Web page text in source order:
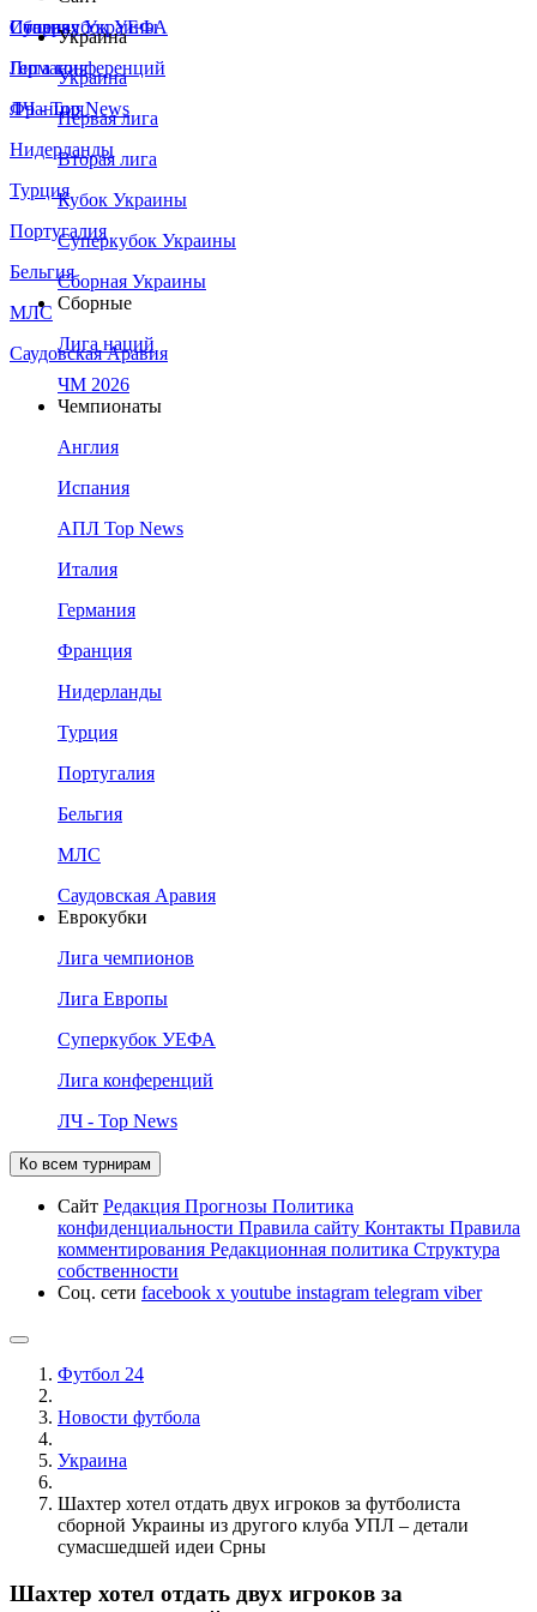
Сборная Украины
Италия
Германия
Франция
Нидерланды
Турция
Португалия
Бельгия
МЛС
Саудовская Аравия
Суперкубок УЕФА
Лига конференций
ЛЧ - Top News
Украина
Украина
Первая лига
Вторая лига
Кубок Украины
Суперкубок Украины
Сборная Украины
Сборные
Лига наций
ЧМ 2026
Чемпионаты
Англия
Испания
АПЛ Top News
Италия
Германия
Франция
Нидерланды
Турция
Португалия
Бельгия
МЛС
Саудовская Аравия
Еврокубки
Лига чемпионов
Лига Европы
Суперкубок УЕФА
Лига конференций
ЛЧ - Top News
Ко всем турнирам
Сайт Редакция Прогнозы Политика
конфиденциальности Правила сайту Контакты Правила
комментирования Редакционная политика Структура
собственности
Соц. сети facebook x youtube instagram telegram viber
Футбол 24
Новости футбола
Украина
Шахтер хотел отдать двух игроков за футболиста
сборной Украины из другого клуба УПЛ – детали
сумасшедшей идеи Срны
Шахтер хотел отдать двух игроков за